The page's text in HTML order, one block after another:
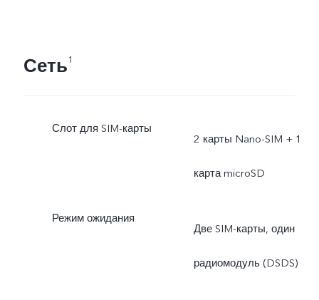
Сеть1
Слот для SIM-карты
2 карты Nano-SIM + 1
карта microSD
Режим ожидания
Две SIM-карты, один
радиомодуль (DSDS)